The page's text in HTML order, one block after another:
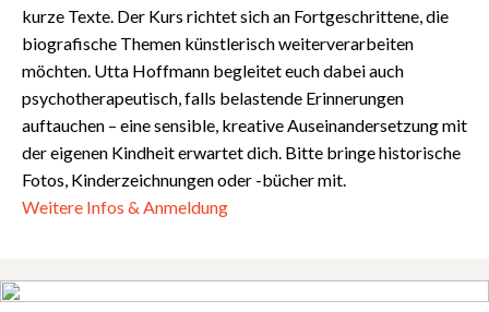
kurze Texte. Der Kurs richtet sich an Fortgeschrittene, die
biografische Themen künstlerisch weiterverarbeiten
möchten. Utta Hoffmann begleitet euch dabei auch
psychotherapeutisch, falls belastende Erinnerungen
auftauchen – eine sensible, kreative Auseinandersetzung mit
der eigenen Kindheit erwartet dich. Bitte bringe historische
Fotos, Kinderzeichnungen oder -bücher mit.
Weitere Infos & Anmeldung